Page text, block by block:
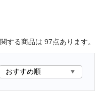
する商品は 97点あります。